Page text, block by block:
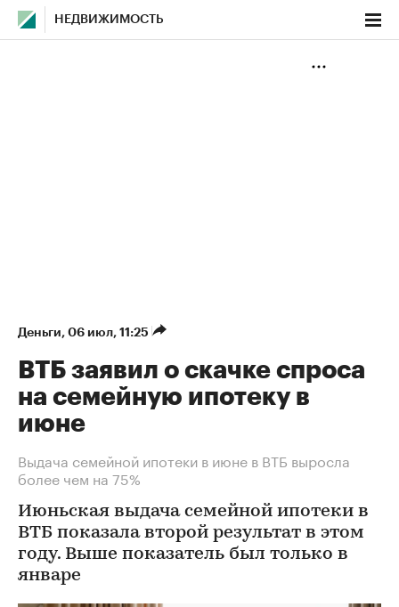
НЕДВИЖИМОСТЬ
Деньги⁠, 06 июл, 11:25
ВТБ заявил о скачке спроса
на семейную ипотеку в
июне
Выдача семейной ипотеки в июне в ВТБ выросла
более чем на 75%
Июньская выдача семейной ипотеки в
ВТБ показала второй результат в этом
году. Выше показатель был только в
январе